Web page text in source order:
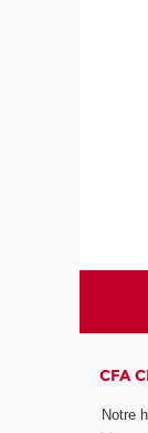
CFA
Notre